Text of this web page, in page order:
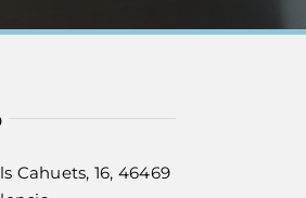
Cahuets, 16, 46469